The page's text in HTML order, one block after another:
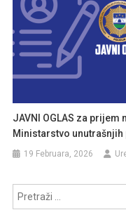
JAVNI OGLAS za
Ministarstvo
19 Februara, 2026